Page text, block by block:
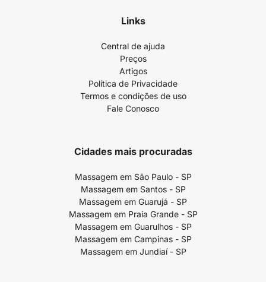
Links
Central de ajuda
Preços
Artigos
Política de Privacidade
Termos e condições de uso
Fale Conosco
Cidades mais procuradas
Massagem em São Paulo - SP
Massagem em Santos - SP
Massagem em Guarujá - SP
Massagem em Praia Grande - SP
Massagem em Guarulhos - SP
Massagem em Campinas - SP
Massagem em Jundiaí - SP